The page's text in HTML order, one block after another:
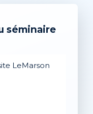
séminaire
LeMarson